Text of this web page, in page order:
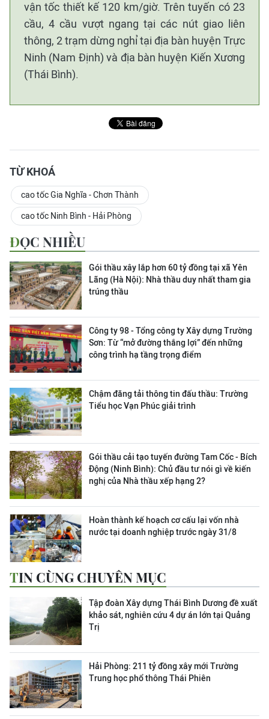
vận tốc thiết kế 120 km/giờ. Trên tuyến có 23
cầu, 4 cầu vượt ngang tại các nút giao liên
thông, 2 trạm dừng nghỉ tại địa bàn huyện Trực
Ninh (Nam Định) và địa bàn huyện Kiến Xương
(Thái Bình).
TỪ KHOÁ
cao tốc Gia Nghĩa - Chơn Thành
cao tốc Ninh Bình - Hải Phòng
ĐỌC NHIỀU
Gói thầu xây lắp hơn 60 tỷ đồng tại xã Yên
Lãng (Hà Nội): Nhà thầu duy nhất tham gia
trúng thầu
Công ty 98 - Tổng công ty Xây dựng Trường
Sơn: Từ “mở đường thắng lợi” đến những
công trình hạ tầng trọng điểm
Chậm đăng tải thông tin đấu thầu: Trường
Tiểu học Vạn Phúc giải trình
Gói thầu cải tạo tuyến đường Tam Cốc - Bích
Động (Ninh Bình): Chủ đầu tư nói gì về kiến
nghị của Nhà thầu xếp hạng 2?
Hoàn thành kế hoạch cơ cấu lại vốn nhà
nước tại doanh nghiệp trước ngày 31/8
TIN CÙNG CHUYÊN MỤC
Tập đoàn Xây dựng Thái Bình Dương đề xuất
khảo sát, nghiên cứu 4 dự án lớn tại Quảng
Trị
Hải Phòng: 211 tỷ đồng xây mới Trường
Trung học phổ thông Thái Phiên